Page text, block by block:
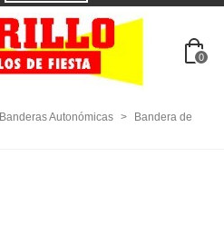
0
Banderas Autonómicas >
Bandera de